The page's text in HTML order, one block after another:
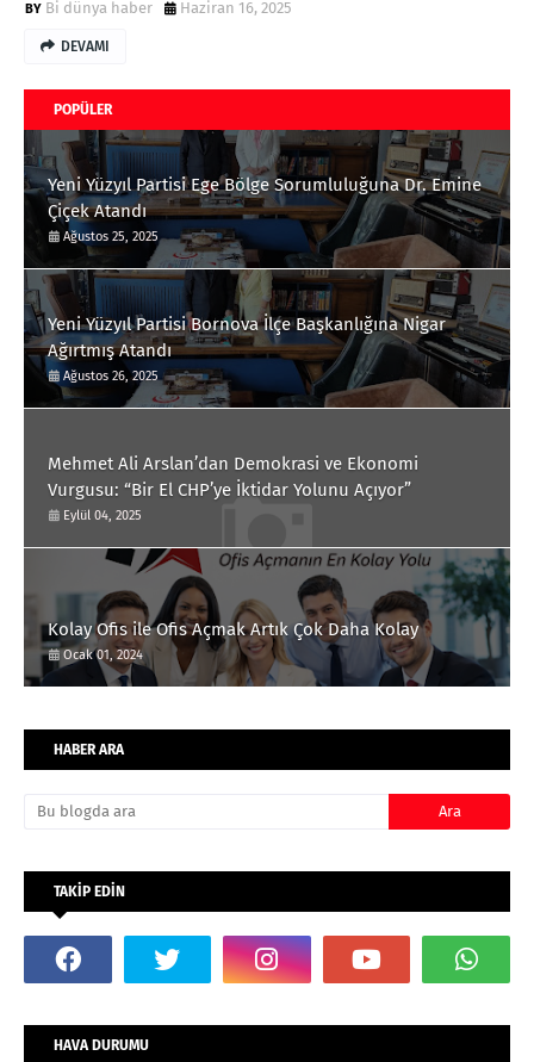
Bi dünya haber
Haziran 16, 2025
DEVAMI
POPÜLER
Yeni Yüzyıl Partisi Ege Bölge Sorumluluğuna Dr. Emine
Çiçek Atandı
Ağustos 25, 2025
Yeni Yüzyıl Partisi Bornova İlçe Başkanlığına Nigar
Ağırtmış Atandı
Ağustos 26, 2025
Mehmet Ali Arslan’dan Demokrasi ve Ekonomi
Vurgusu: “Bir El CHP’ye İktidar Yolunu Açıyor”
Eylül 04, 2025
Kolay Ofis ile Ofis Açmak Artık Çok Daha Kolay
Ocak 01, 2024
HABER ARA
TAKİP EDİN
HAVA DURUMU